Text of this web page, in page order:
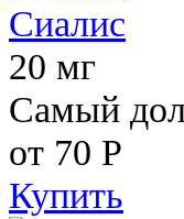
Сиалис
20 мг
Самый
от 70 Р
Купить